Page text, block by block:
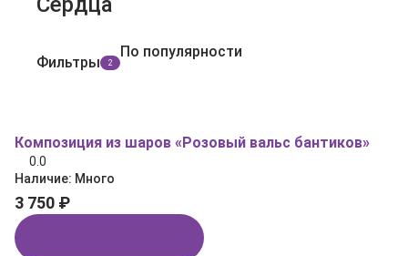
Фильтры 2
По популярности
Композиция из шаров «Розовый вальс бантиков»
0.0
Наличие: Много
3 750 ₽